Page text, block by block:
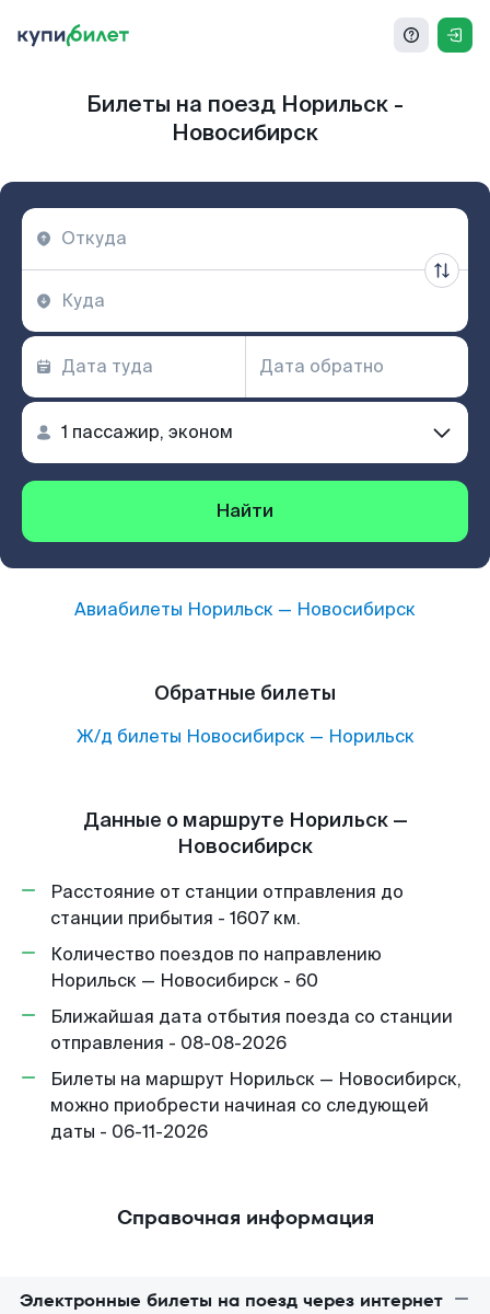
Билеты на поезд Норильск -
Новосибирск
Найти
Авиабилеты Норильск — Новосибирск
Обратные билеты
Ж/д билеты Новосибирск— Норильск
Данные о маршруте Норильск —
Новосибирск
Расстояние от станции отправления до
станции прибытия - 1607 км.
Количество поездов по направлению
Норильск — Новосибирск - 60
Ближайшая дата отбытия поезда со станции
отправления - 08-08-2026
Билеты на маршрут Норильск — Новосибирск,
можно приобрести начиная со следующей
даты - 06-11-2026
Справочная информация
Электронные билеты на поезд через интернет